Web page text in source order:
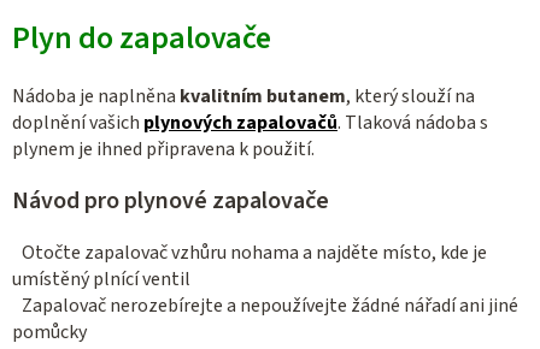
l
d
a
c
p
v
k
Plyn do zapalovače
Nádoba je naplněna kvalitním butanem, který slouží na
doplnění vašich plynových zapalovačů. Tlaková nádoba s
plynem je ihned připravena k použití.
Návod pro plynové zapalovače
Otočte zapalovač vzhůru nohama a najděte místo, kde je
umístěný plnící ventil
Zapalovač nerozebírejte a nepoužívejte žádné nářadí ani jiné
pomůcky